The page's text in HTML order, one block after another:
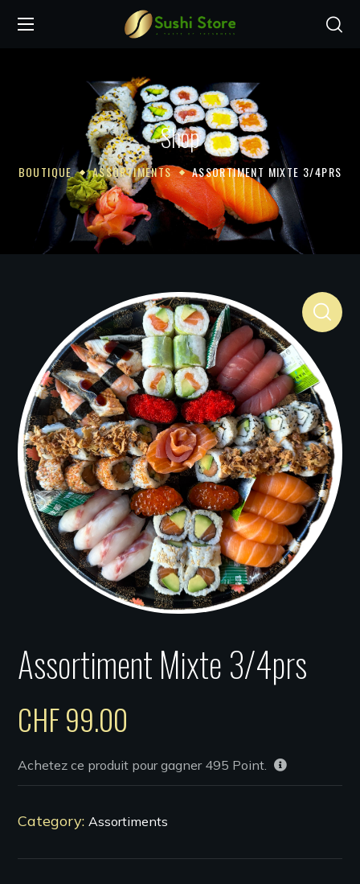
Shop
BOUTIQUE ASSORTIMENTS ASSORTIMENT MIXTE 3/4PRS
Assortiment Mixte 3/4prs
CHF99.00
Achetez ce produit pour gagner 495 Point.
Category: Assortiments